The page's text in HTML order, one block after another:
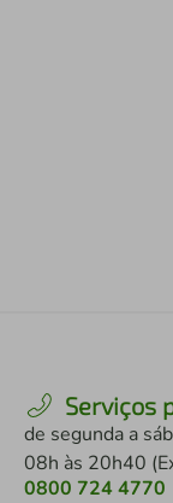
Serviços
de segunda a
08h às 20h40
0800 724 4770